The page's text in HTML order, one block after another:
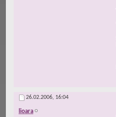
26.02.2006, 16:04
lioara